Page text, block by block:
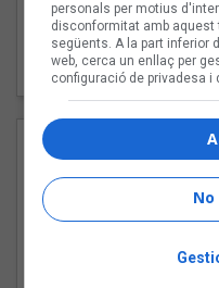
94
personals per motius
disconformitat amb
següents. A la part inferior
web, cerca un enllaç per
configuració de privadesa i